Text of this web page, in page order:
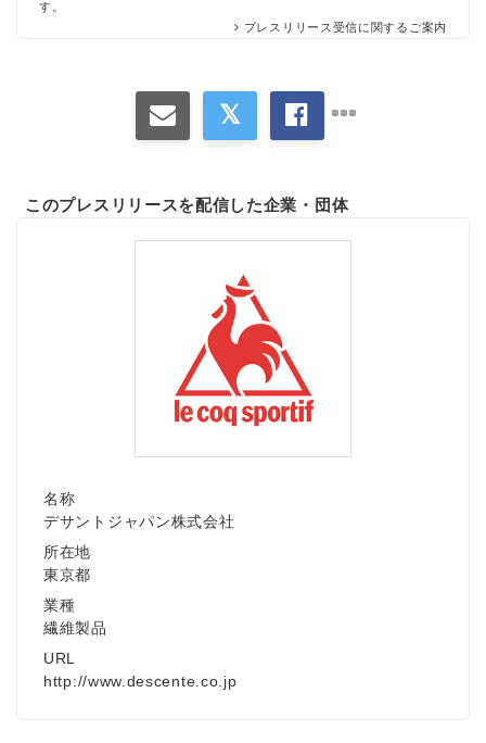
す。
プレスリリース受信に関するご案内
このプレスリリースを配信した企業・団体
名称
デサントジャパン株式会社
所在地
東京都
業種
繊維製品
URL
http://www.descente.co.jp